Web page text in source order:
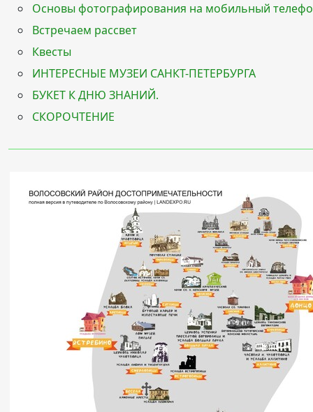
Основы фотографирования на мобильный
Встречаем рассвет
Квесты
ИНТЕРЕСНЫЕ МУЗЕИ САНКТ-ПЕТЕРБУРГА
БУКЕТ К ДНЮ ЗНАНИЙ.
СКОРОЧТЕНИЕ